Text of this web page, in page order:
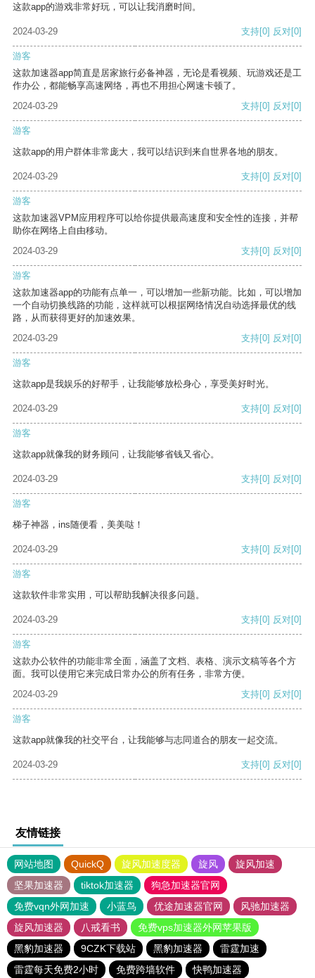
这款app的游戏非常好玩，可以让我消磨时间。
2024-03-29 支持[0] 反对[0]
游客
这款加速器app简直是居家旅行必备神器，无论是看视频、玩游戏还是工
作办公，都能畅享高速网络，再也不用担心网速卡顿了。
2024-03-29
支持[0] 反对[0]
游客
这款app的用户群体非常庞大，我可以结识到来自世界各地的朋友。
2024-03-29 支持[0] 反对[0]
游客
这款加速器VPM应用程序可以给你提供最高速度和安全性的连接，并帮
助你在网络上自由移动。
2024-03-29
支持[0] 反对[0]
游客
这款加速器app的功能有点单一，可以增加一些新功能。比如，可以增加
一个自动切换线路的功能，这样就可以根据网络情况自动选择最优的线
路，从而获得更好的加速效果。
2024-03-29
支持[0] 反对[0]
游客
这款app是我娱乐的好帮手，让我能够放松身心，享受美好时光。
2024-03-29 支持[0] 反对[0]
游客
这款app就像我的财务顾问，让我能够省钱又省心。
2024-03-29 支持[0] 反对[0]
游客
梯子神器，ins随便看，美美哒！
2024-03-29 支持[0] 反对[0]
游客
这款软件非常实用，可以帮助我解决很多问题。
2024-03-29 支持[0] 反对[0]
游客
这款办公软件的功能非常全面，涵盖了文档、表格、演示文稿等各个方
面。我可以使用它来完成日常办公的所有任务，非常方便。
2024-03-29
支持[0] 反对[0]
游客
这款app就像我的社交平台，让我能够与志同道合的朋友一起交流。
2024-03-29 支持[0] 反对[0]
友情链接
网站地图 QuickQ 旋风加速度器 旋风
旋风加速
坚果加速器
tiktok加速器
狗急加速器官网
免费vqn外网加速
小蓝鸟 优途加速器官网
风驰加速器
旋风加速器
八戒看书
免费vps加速器外网苹果版
黑豹加速器
9CZK下载站 黑豹加速器
雷霆加速
雷霆每天免费2小时
免费跨墙软件 快鸭加速器